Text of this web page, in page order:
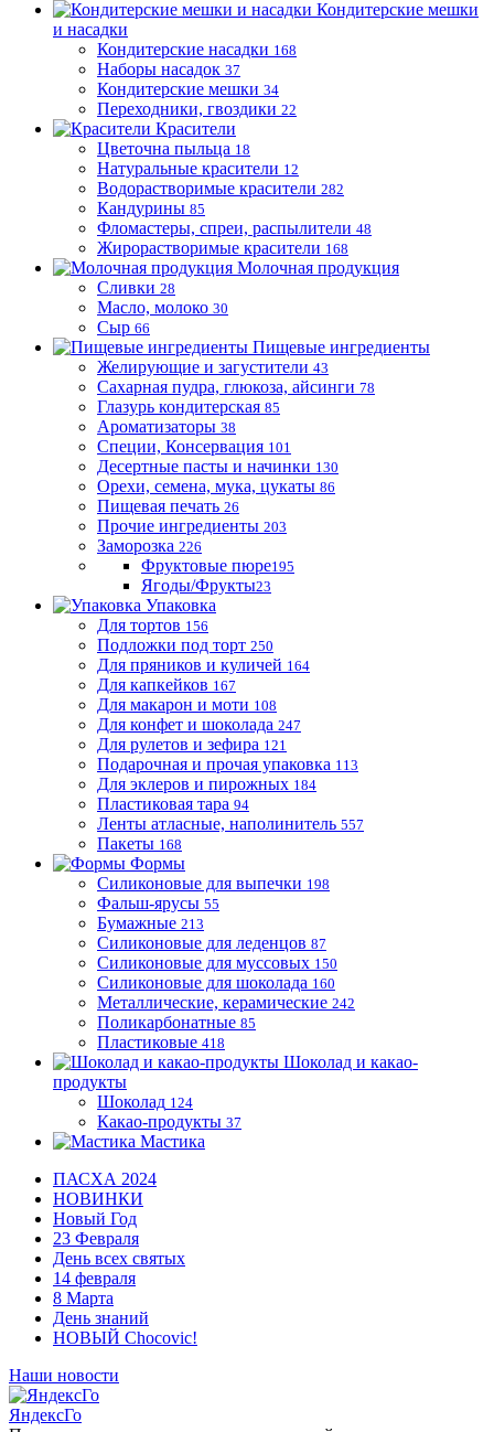
Кондитерские мешки
и насадки
Кондитерские насадки 168
Наборы насадок 37
Кондитерские мешки 34
Переходники, гвоздики 22
Красители
Цветочна пыльца 18
Натуральные красители 12
Водорастворимые красители 282
Кандурины 85
Фломастеры, спреи, распылители 48
Жирорастворимые красители 168
Молочная продукция
Сливки 28
Масло, молоко 30
Сыр 66
Пищевые ингредиенты
Желирующие и загустители 43
Сахарная пудра, глюкоза, айсинги 78
Глазурь кондитерская 85
Ароматизаторы 38
Специи, Консервация 101
Десертные пасты и начинки 130
Орехи, семена, мука, цукаты 86
Пищевая печать 26
Прочие ингредиенты 203
Заморозка 226
Фруктовые пюре195
Ягоды/Фрукты23
Упаковка
Для тортов 156
Подложки под торт 250
Для пряников и куличей 164
Для капкейков 167
Для макарон и моти 108
Для конфет и шоколада 247
Для рулетов и зефира 121
Подарочная и прочая упаковка 113
Для эклеров и пирожных 184
Пластиковая тара 94
Ленты атласные, наполинитель 557
Пакеты 168
Формы
Силиконовые для выпечки 198
Фальш-ярусы 55
Бумажные 213
Силиконовые для леденцов 87
Силиконовые для муссовых 150
Силиконовые для шоколада 160
Металлические, керамические 242
Поликарбонатные 85
Пластиковые 418
Шоколад и какао-
продукты
Шоколад 124
Какао-продукты 37
Мастика
ПАСХА 2024
НОВИНКИ
Новый Год
23 Февраля
День всех святых
14 февраля
8 Марта
День знаний
НОВЫЙ Chocovic!
Наши новости
ЯндексГо